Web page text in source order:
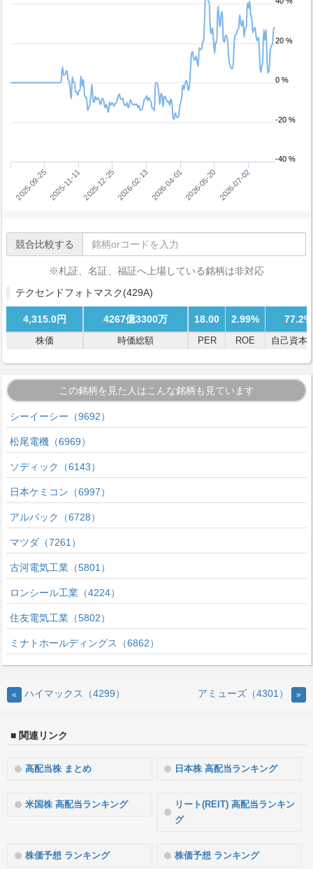
2025-09-25 2025-11-11 2025-12-25 2026-02-13 2026-04-012026-05-20 2026-07-02
-40 %
-20 %
0 %
20 %
競合比較する
※札証、名証、福証へ上場している銘柄は非対応
テクセンドフォトマスク(429A)
4,315.0円 4267億3300万 18.00 2.99% 77.2%
株価 時価総額 PER ROE 自己資本
この銘柄を見た人はこんな銘柄も見ています
シーイーシー（9692）
松尾電機（6969）
ソディック（6143）
日本ケミコン（6997）
アルバック（6728）
マツダ（7261）
古河電気工業（5801）
ロンシール工業（4224）
住友電気工業（5802）
ミナトホールディングス（6862）
« ハイマックス（4299） アミューズ（4301） »
■ 関連リンク
高配当株 まとめ 日本株 高配当ランキング
米国株 高配当ランキング
リート(REIT) 高配当ランキン
グ
株価予想 ランキング 株価予想 ランキング